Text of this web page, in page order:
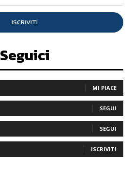
ISCRIVITI
Seguici
MI PIACE
SEGUI
SEGUI
ISCRIVITI